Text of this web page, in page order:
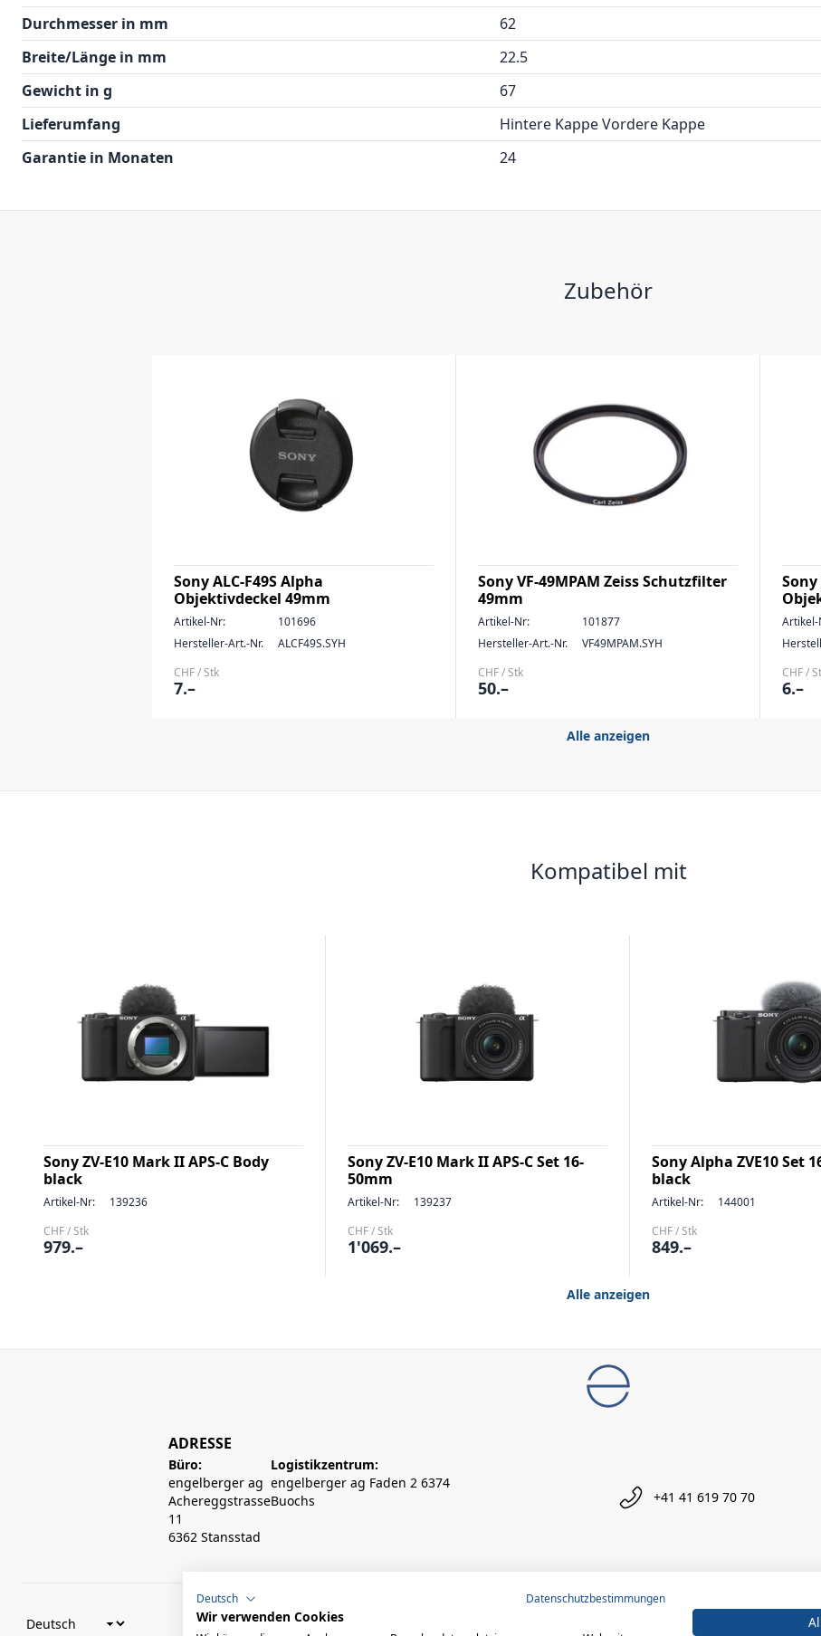
Durchmesser in mm
62
Breite/Länge in mm
22.5
Gewicht in g
67
Lieferumfang
Hintere Kappe Vordere Kappe
Garantie in Monaten
24
Zubehör
Sony ALC-F49S Alpha
Objektivdeckel 49mm
Artikel-Nr:
101696
Hersteller-Art.-Nr.
ALCF49S.SYH
CHF / Stk
7.–
Sony VF-49MPAM Zeiss Schutzfilter
49mm
Artikel-Nr:
101877
Hersteller-Art.-Nr.
VF49MPAM.SYH
CHF / Stk
50.–
Sony
Artikel-
CHF /
6.–
Alle anzeigen
Kompatibel mit
Sony ZV-E10 Mark II APS-C Body
black
Artikel-Nr:
139236
CHF / Stk
979.–
Sony ZV-E10 Mark II APS-C Set 16-
50mm
Artikel-Nr:
139237
CHF / Stk
1'069.–
Sony Alpha ZVE10 Set
black
Artikel-Nr:
144001
CHF / Stk
849.–
Alle anzeigen
ADRESSE
Büro:
engelberger ag
Achereggstrasse
11
6362 Stansstad
Logistikzentrum:
engelberger ag Faden 2 6374
Buochs
+41 41 619 70 70
Deutsch Datenschutzbestimmungen
Wir verwenden Cookies